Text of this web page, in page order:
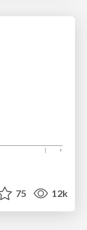
75 12k